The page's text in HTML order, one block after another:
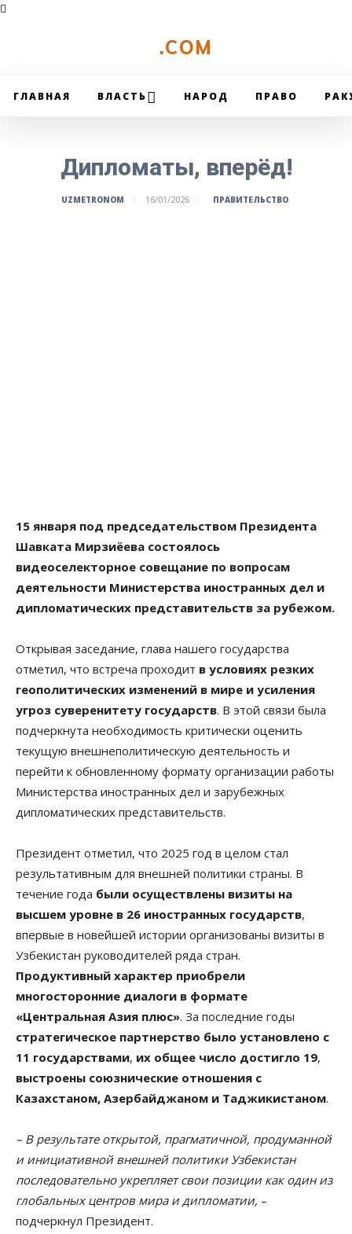
.COM
ГЛАВНАЯ ВЛАСТЬ НАРОД ПРАВО
Дипломаты, вперёд!
UZMETRONOM 16/01/2026 ПРАВИТЕЛЬСТВО
15 января под председательством Президента
Шавката Мирзиёева состоялось
видеоселекторное совещание по вопросам
деятельности Министерства иностранных дел и
дипломатических представительств за рубежом.
Открывая заседание, глава нашего государства
отметил, что встреча проходит в условиях резких
геополитических изменений в мире и усиления
угроз суверенитету государств. В этой связи была
подчеркнута необходимость критически оценить
текущую внешнеполитическую деятельность и
перейти к обновленному формату организации работы
Министерства иностранных дел и зарубежных
дипломатических представительств.
Президент отметил, что 2025 год в целом стал
результативным для внешней политики страны. В
течение года были осуществлены визиты на
высшем уровне в 26 иностранных государств,
впервые в новейшей истории организованы визиты в
Узбекистан руководителей ряда стран.
Продуктивный характер приобрели
многосторонние диалоги в формате
«Центральная Азия плюс». За последние годы
стратегическое партнерство было установлено с
11 государствами, их общее число достигло 19,
выстроены союзнические отношения с
Казахстаном, Азербайджаном и Таджикистаном.
– В результате открытой, прагматичной, продуманной
и инициативной внешней политики Узбекистан
последовательно укрепляет свои позиции как один из
глобальных центров мира и дипломатии, –
подчеркнул Президент.